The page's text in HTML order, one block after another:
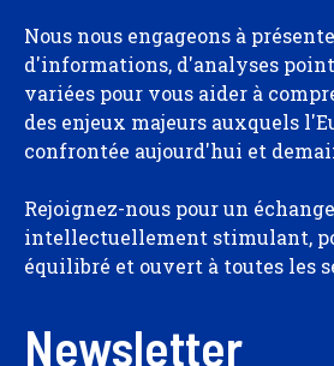
Nous nous engageons à
d'informations, d'analyses
variées pour vous aider à
des enjeux majeurs auxquels
confrontée aujourd'hui et
Rejoignez-nous pour un
intellectuellement stimulant,
équilibré et ouvert à toutes les
Newsletter